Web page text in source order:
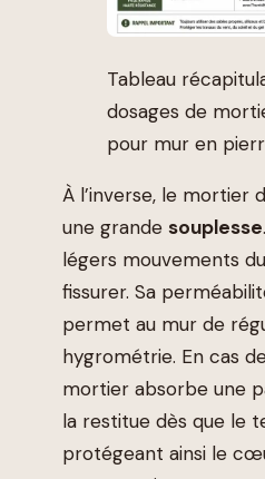
Tableau
dosages de
pour mur en
À l’inverse, le mortier
une grande souplesse
légers mouvements
fissurer. Sa
permet au mur de
hygrométrie. En cas
mortier absorbe une
la restitue dès que le
protégeant ainsi le